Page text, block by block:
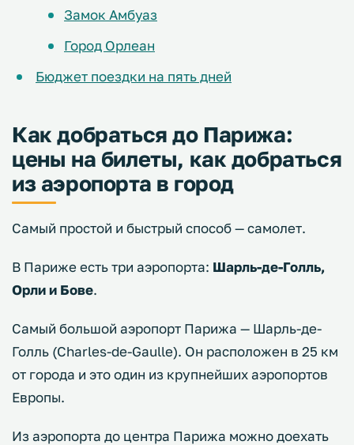
Замок Амбуаз
Город Орлеан
Бюджет поездки на пять дней
Как добраться до Парижа:
цены на билеты, как добраться
из аэропорта в город
Самый простой и быстрый способ — самолет.
В Париже есть три аэропорта: Шарль-де-Голль,
Орли и Бове.
Самый большой аэропорт Парижа — Шарль-де-
Голль (Charles-de-Gaulle). Он расположен в 25 км
от города и это один из крупнейших аэропортов
Европы.
Из аэропорта до центра Парижа можно доехать